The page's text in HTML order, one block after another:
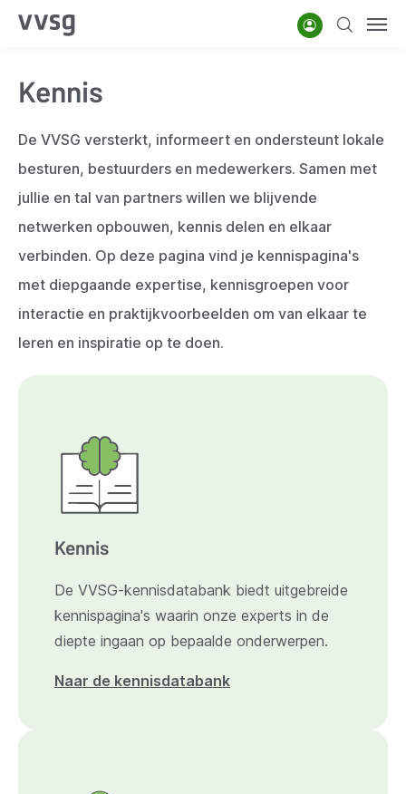
Overslaan
gaan
AccountZoeken
Kennis
De VVSG versterkt, informeert en ondersteunt lokale
besturen, bestuurders en medewerkers. Samen met
jullie en tal van partners willen we blijvende
netwerken opbouwen, kennis delen en elkaar
verbinden. Op deze pagina vind je kennispagina's
met diepgaande expertise, kennisgroepen voor
interactie en praktijkvoorbeelden om van elkaar te
leren en inspiratie op te doen.
Kennis
De VVSG-kennisdatabank biedt uitgebreide
kennispagina's waarin onze experts in de
diepte ingaan op bepaalde onderwerpen.
Naar de kennisdatabank